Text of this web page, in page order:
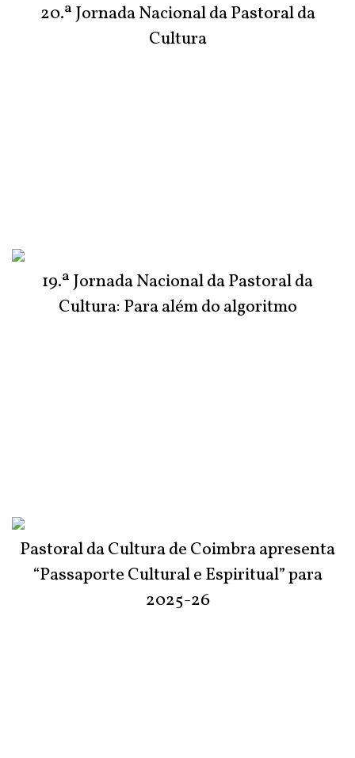
20.ª Jornada Nacional da Pastoral da
Cultura
19.ª Jornada Nacional da Pastoral da
Cultura: Para além do algoritmo
Pastoral da Cultura de Coimbra apresenta
“Passaporte Cultural e Espiritual” para
2025-26